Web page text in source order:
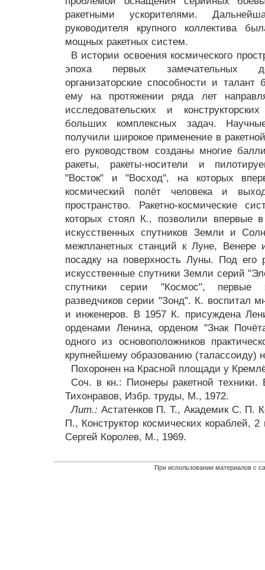
ракетными ускорителями.
руководителя крупного коллектива
мощных ракетных систем.
В истории освоения космического
эпоха первых замечательных
организаторские способности и талант
ему на протяжении ряда лет
исследовательских и
больших комплексных задач.
получили широкое применение в
его руководством созданы многие
ракеты, ракеты-носители и
"Восток" и "Восход", на которых
космический полёт человека и
пространство. Ракетно-космические
которых стоял К., позволили впервые
искусственных спутников Земли и
межпланетных станций к Луне, Венере
посадку на поверхность Луны. Под его
искусственные спутники Земли серий
спутники серии "Космос", первые
разведчиков серии "Зонд". К. воспитал
и инженеров. В 1957 К. присуждена
орденами Ленина, орденом "Знак
одного из основоположников
крупнейшему образованию (талассоиду)
Похоронен на Красной площади у
Соч. в кн.: Пионеры ракетной техники.
Тихонравов, Избр. труды, М., 1972.
Лит.: Астатенков П. Т., Академик С. П.
П., Конструктор космических кораблей,
Сергей Королев, М., 1969.
При использовании материалов с